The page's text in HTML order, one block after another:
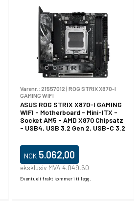
Varenr.: 21557012 | ROG STRIX X870-I
GAMING WIFI
ASUS ROG STRIX X870-I GAMING
WIFI - Motherboard - Mini-ITX -
Socket AM5 - AMD X870 Chipsatz
- USB4, USB 3.2 Gen 2, USB-C 3.2
Bluetooth, 2.5 Gigabit LAN -
Onboard-Grafik
NOK 5.062,00
eksklusiv MVA 4.049,60
Eventuelt frakt kommer i tillegg.